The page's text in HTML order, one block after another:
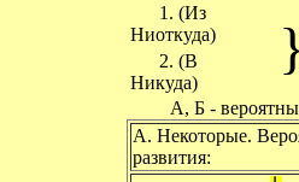
1. (Из
Ниоткуда)
2. (В
Никуда)
А, Б -
А. Некоторые.
развития: